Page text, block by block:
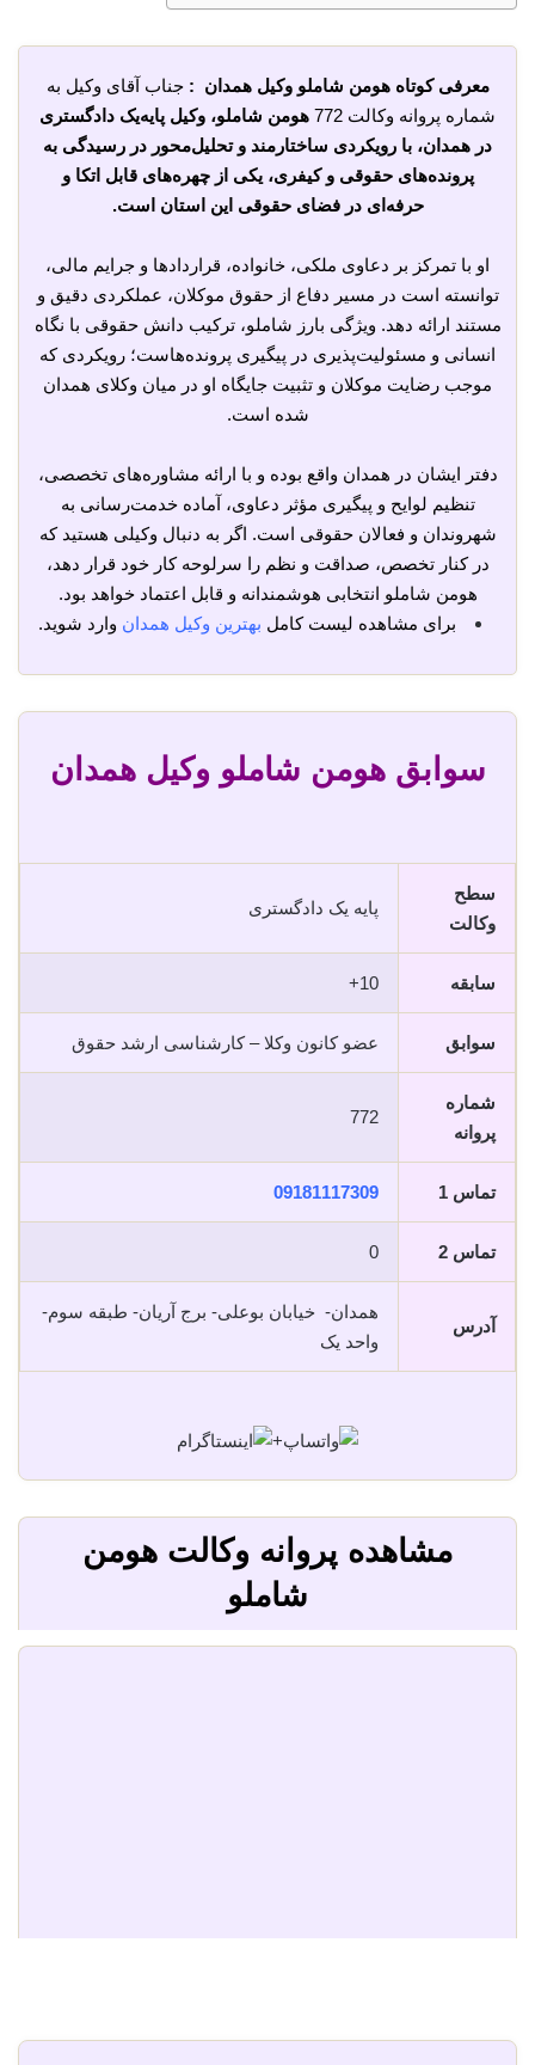
معرفی کوتاه هومن شاملو وکیل همدان : جناب آقای وکیل به
شماره پروانه وکالت 772
هومن شاملو، وکیل پایه‌یک دادگستری
در همدان، با رویکردی ساختارمند و تحلیل‌محور در رسیدگی به
پرونده‌های حقوقی و کیفری، یکی از چهره‌های قابل اتکا و
حرفه‌ای در فضای حقوقی این استان است.
او با تمرکز بر دعاوی ملکی، خانواده، قراردادها و جرایم مالی،
توانسته است در مسیر دفاع از حقوق موکلان، عملکردی دقیق و
مستند ارائه دهد. ویژگی بارز شاملو، ترکیب دانش حقوقی با نگاه
انسانی و مسئولیت‌پذیری در پیگیری پرونده‌هاست؛ رویکردی که
موجب رضایت موکلان و تثبیت جایگاه او در میان وکلای همدان
شده است.
دفتر ایشان در همدان واقع بوده و با ارائه مشاوره‌های تخصصی،
تنظیم لوایح و پیگیری مؤثر دعاوی، آماده خدمت‌رسانی به
شهروندان و فعالان حقوقی است. اگر به دنبال وکیلی هستید که
در کنار تخصص، صداقت و نظم را سرلوحه کار خود قرار دهد،
هومن شاملو انتخابی هوشمندانه و قابل اعتماد خواهد بود.
برای مشاهده لیست کامل بهترین وکیل همدان وارد شوید.
سوابق هومن شاملو وکیل همدان
سطح
وکالت
پایه یک دادگستری
سابقه 10+
سوابق عضو کانون وکلا – کارشناسی ارشد حقوق
شماره
پروانه
772
تماس 1 09181117309
تماس 2 0
آدرس
همدان- خیابان بوعلی- برج آریان- طبقه سوم-
واحد یک
+
مشاهده پروانه وکالت هومن
شاملو